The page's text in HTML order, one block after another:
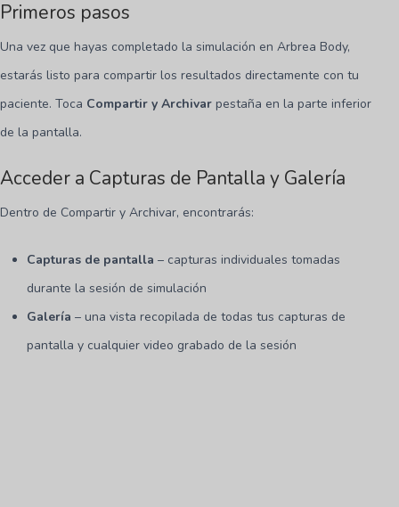
Primeros pasos
Una vez que hayas completado la simulación en Arbrea Body,
estarás listo para compartir los resultados directamente con tu
paciente. Toca Compartir y Archivar pestaña en la parte inferior
de la pantalla.
Acceder a Capturas de Pantalla y Galería
Dentro de Compartir y Archivar, encontrarás:
Capturas de pantalla – capturas individuales tomadas
durante la sesión de simulación
Galería – una vista recopilada de todas tus capturas de
pantalla y cualquier video grabado de la sesión